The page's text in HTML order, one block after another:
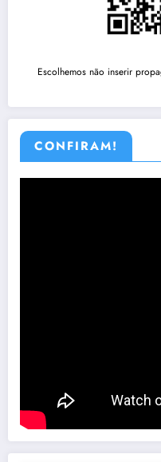
Escolhemos não inserir
CONFIRAM!